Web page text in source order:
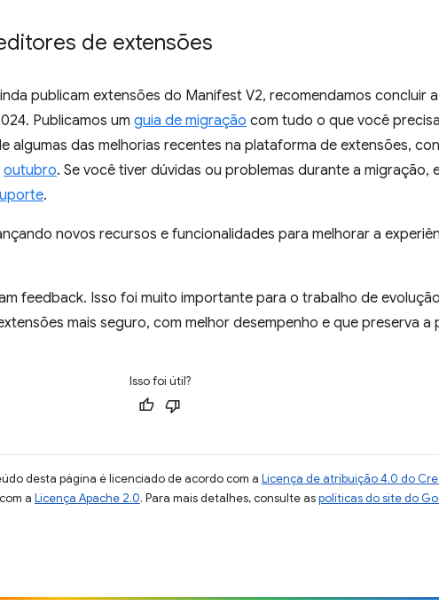
de extensões
publicam extensões do Manifest V2, recomendamos concluir
Publicamos um guia de migração com tudo o que você
algumas das melhorias recentes na plataforma de extensões,
outubro. Se você tiver dúvidas ou problemas durante a migração,
.
novos recursos e funcionalidades para melhorar a
feedback. Isso foi muito importante para o trabalho de
mais seguro, com melhor desempenho e que preserva a
Isso foi útil?
desta página é licenciado de acordo com a Licença de atribuição 4.0 do
a Licença Apache 2.0. Para mais detalhes, consulte aspolíticas do site do